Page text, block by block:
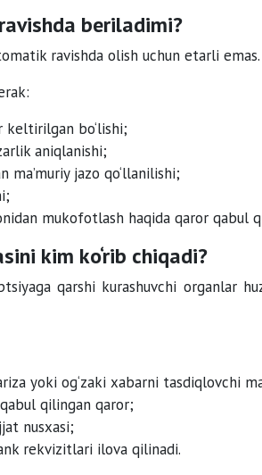
beriladimi?
ravishda olish uchun etarli emas.
bo‘lishi;
aniqlanishi;
ma’muriy jazo qo‘llanilishi;
mukofotlash haqida qaror qabul
kim ko‘rib chiqadi?
qarshi kurashuvchi organlar
yoki og‘zaki xabarni tasdiqlovchi
qilingan qaror;
nusxasi;
rekvizitlari ilova qilinadi.